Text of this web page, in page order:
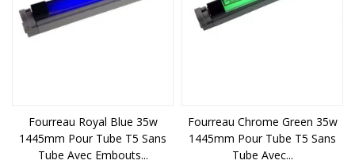
Fourreau Royal Blue 35w
1445mm Pour Tube T5 Sans
Tube Avec Embouts...
Fourreau Chrome Green 35w
1445mm Pour Tube T5 Sans
Tube Avec...